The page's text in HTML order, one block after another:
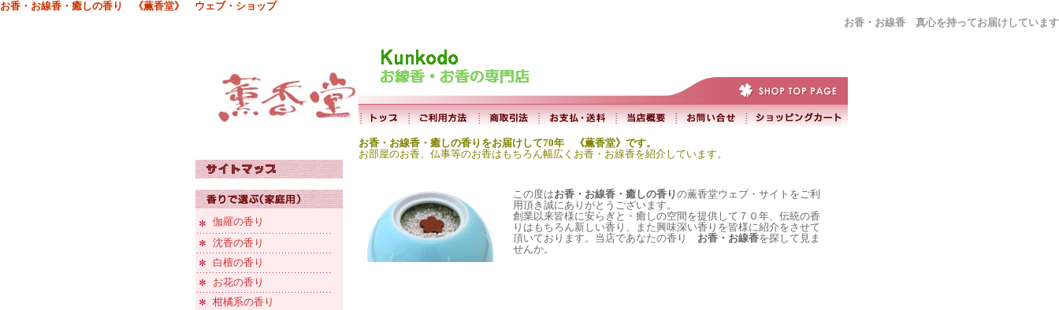
お香・お線香・癒しの香り 《薫香堂》 ウェブ・ショップ
お香・お線香 真心を持ってお届けしています
お香・お線香・癒しの香りをお届けして70年 《薫香堂》です。
お部屋のお香、仏事等のお香はもちろん幅広くお香・お線香を紹介しています。
伽羅の香り
沈香の香り
白檀の香り
お花の香り
柑橘系の香り
この度はお香・お線香・癒しの香りの薫香堂ウェブ・サイトをご利
用頂き誠にありがとうございます。
創業以来皆様に安らぎと・癒しの空間を提供して７０年、伝統の香
りはもちろん新しい香り、また興味深い香りを皆様に紹介をさせて
頂いております。当店であなたの香り お香・お線香を探して見ま
せんか。